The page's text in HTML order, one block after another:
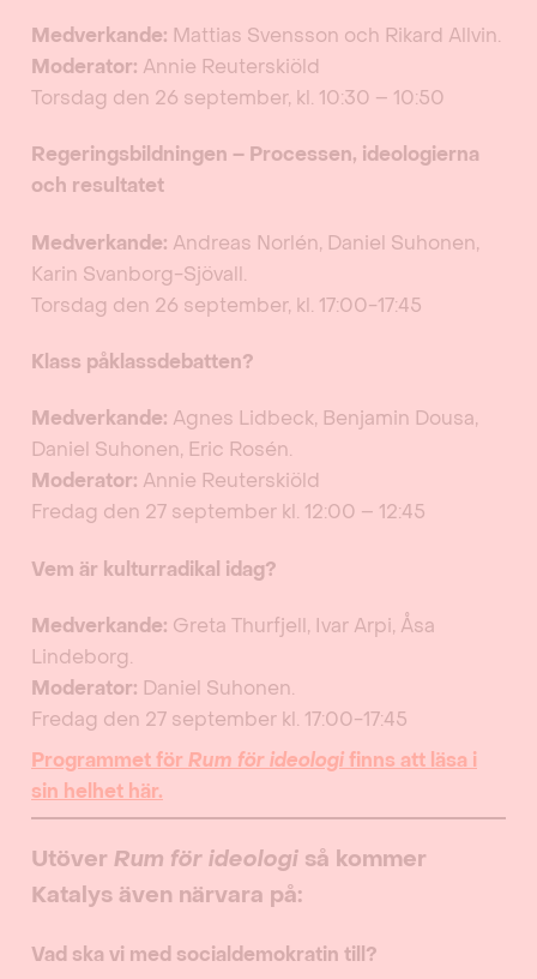
Medverkande: Mattias Svensson och Rikard Allvin.
Moderator: Annie Reuterskiöld
Torsdag den 26 september, kl. 10:30 – 10:50
Regeringsbildningen – Processen, ideologierna
och resultatet
Medverkande: Andreas Norlén, Daniel Suhonen,
Karin Svanborg-Sjövall.
Torsdag den 26 september, kl. 17:00-17:45
Klass påklassdebatten?
Medverkande: Agnes Lidbeck, Benjamin Dousa,
Daniel Suhonen, Eric Rosén.
Moderator: Annie Reuterskiöld
Fredag den 27 september kl. 12:00 – 12:45
Vem är kulturradikal idag?
Medverkande: Greta Thurfjell, Ivar Arpi, Åsa
Lindeborg.
Moderator: Daniel Suhonen.
Fredag den 27 september kl. 17:00-17:45
Programmet för Rum för ideologifinns att läsa i
sin helhet här.
Utöver Rum för ideologi så kommer
Katalys även närvara på:
Vad ska vi med socialdemokratin till?